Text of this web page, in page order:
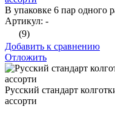
В упаковке 6 пар одного
Артикул: -
(9)
Добавить к сравнению
Отложить
Русский стандарт
ассорти